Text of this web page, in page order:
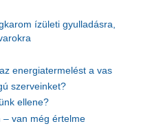
ízületi gyulladásra,
energiatermelést a vas
szerveinket?
ellene?
– van még értelme